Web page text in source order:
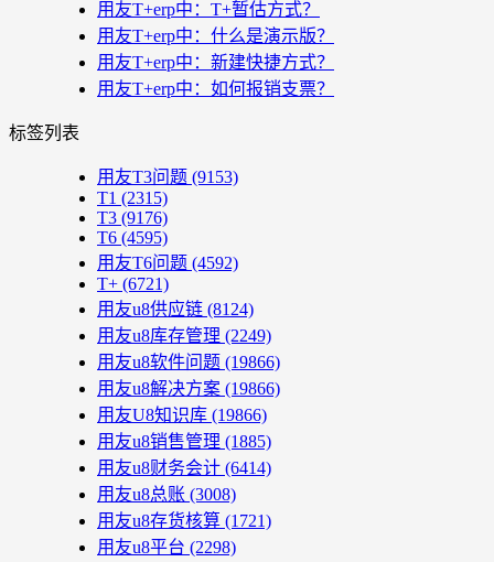
用友T+erp中：T+暂估方式？
用友T+erp中：什么是演示版？
用友T+erp中：新建快捷方式？
用友T+erp中：如何报销支票？
标签列表
用友T3问题 (9153)
T1 (2315)
T3 (9176)
T6 (4595)
用友T6问题 (4592)
T+ (6721)
用友u8供应链 (8124)
用友u8库存管理 (2249)
用友u8软件问题 (19866)
用友u8解决方案 (19866)
用友U8知识库 (19866)
用友u8销售管理 (1885)
用友u8财务会计 (6414)
用友u8总账 (3008)
用友u8存货核算 (1721)
用友u8平台 (2298)